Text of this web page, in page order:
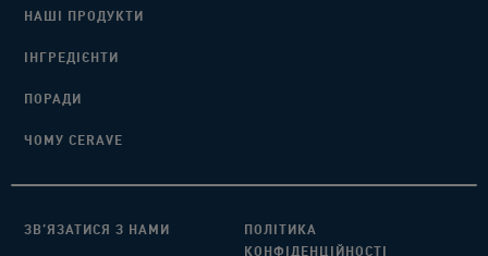
НАШІ ПРОДУКТИ
ІНГРЕДІЄНТИ​
ПОРАДИ​
ЧОМУ CERAVE
ЗВ’ЯЗАТИСЯ З НАМИ​
ПОЛІТИКА
КОНФІДЕНЦІЙНОСТІ